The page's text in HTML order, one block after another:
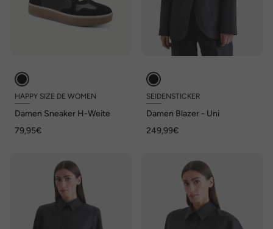
HAPPY SIZE DE WOMEN
Damen Sneaker H-Weite
79,95€
SEIDENSTICKER
Damen Blazer - Uni
249,99€